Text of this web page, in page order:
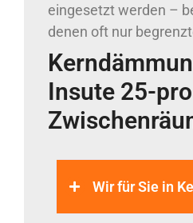
eingesetzt werden –
denen oft nur
Insute 25-
Wir für Sie in